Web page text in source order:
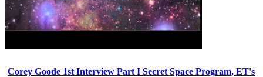
Corey Goode 1st Interview Part I Secret Space Program, ET's